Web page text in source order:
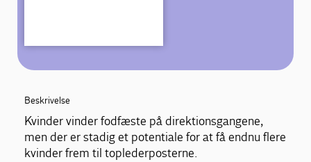
Beskrivelse
Kvinder vinder fodfæste på direktionsgangene,
men der er stadig et potentiale for at få endnu flere
kvinder frem til toplederposterne.